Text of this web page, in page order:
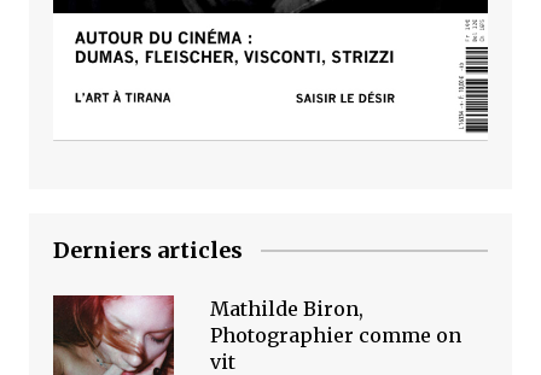
Derniers articles
Mathilde Biron,
Photographier comme on
vit